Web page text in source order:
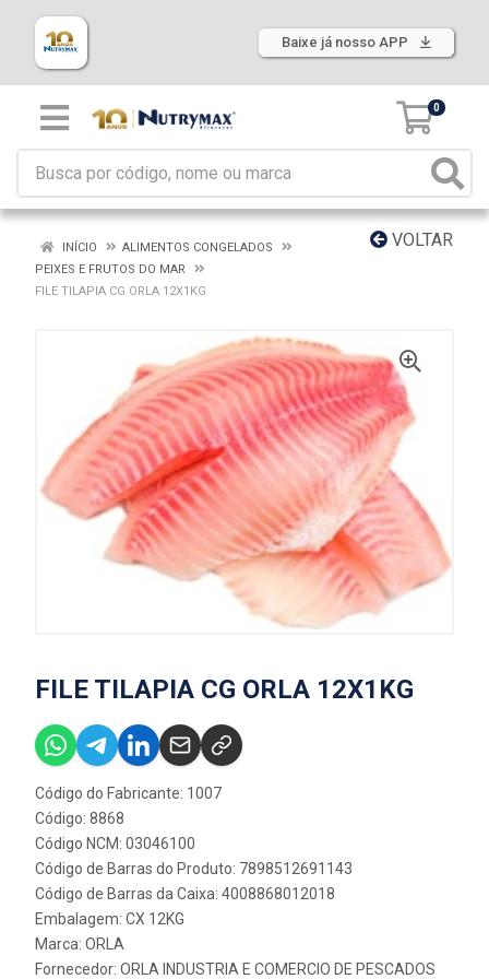
Baixe já nosso APP
0
VOLTAR
INÍCIO
ALIMENTOS CONGELADOS
PEIXES E FRUTOS DO MAR
FILE TILAPIA CG ORLA 12X1KG
FILE TILAPIA CG ORLA 12X1KG
Código do Fabricante: 1007
Código: 8868
Código NCM: 03046100
Código de Barras do Produto: 7898512691143
Código de Barras da Caixa: 4008868012018
Embalagem: CX 12KG
Marca: ORLA
Fornecedor: ORLA INDUSTRIA E COMERCIO DE PESCADOS